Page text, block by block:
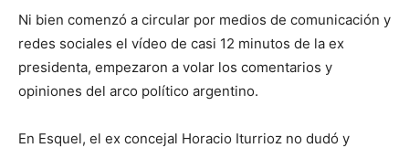
Ni bien comenzó a circular por medios de comunicación y
redes sociales el vídeo de casi 12 minutos de la ex
presidenta, empezaron a volar los comentarios y
opiniones del arco político argentino.
En Esquel, el ex concejal Horacio Iturrioz no dudó y